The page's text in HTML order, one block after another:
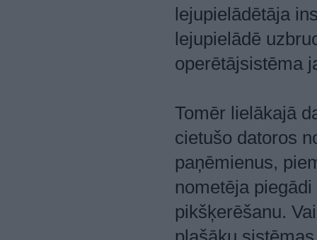
lejupielādētāja
lejupielādē
operētājsistēma
Tomēr lielākajā
cietušo datoros
paņēmienus,
nometēja
pikšķerēšanu.